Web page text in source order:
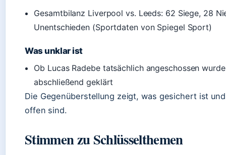
Gesamtbilanz Liverpool vs. Leeds: 62 Siege, 28
Unentschieden (Sportdaten von Spiegel Sport)
Was unklar ist
Ob Lucas Radebe tatsächlich angeschossen
abschließend geklärt
Die Gegenüberstellung zeigt, was gesichert ist
offen sind.
Stimmen zu Schlüsselthemen